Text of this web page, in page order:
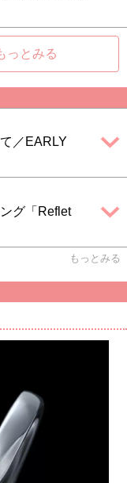
っとみる
／EARLY
グ「Reflet
もっとみる